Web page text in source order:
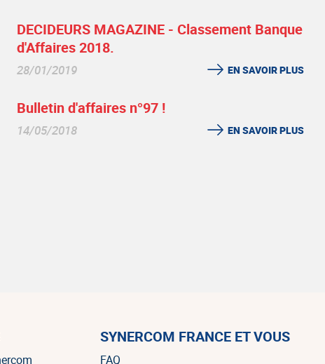
DECIDEURS MAGAZINE - Classement Banque
d'Affaires 2018.
28/01/2019 EN SAVOIR PLUS
Bulletin d'affaires n°97 !
14/05/2018 EN SAVOIR PLUS
SYNERCOM FRANCE ET VOUS
FAQ